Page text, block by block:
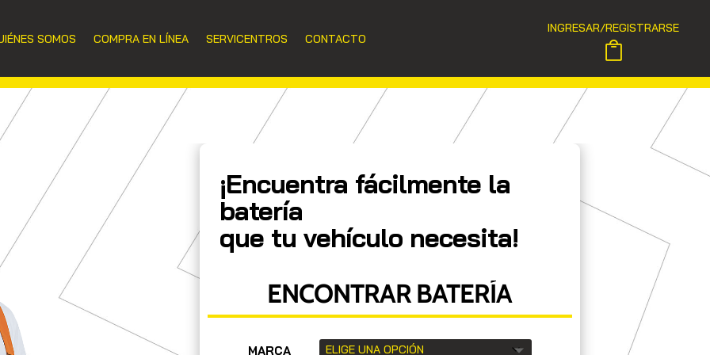
SOMOS COMPRA EN LÍNEA SERVICENTROS CONTACTO
INGRESAR/REGISTRARSE
¡Encuentra fácilmente la
batería
que tu vehículo necesita!
ENCONTRAR BATERÍA
MARCA